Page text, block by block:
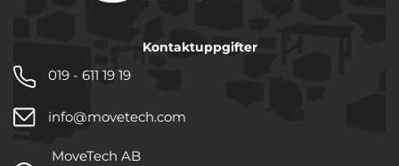
Kontaktuppgifter
019 - 611 19 19
info@movetech.com
MoveTech AB